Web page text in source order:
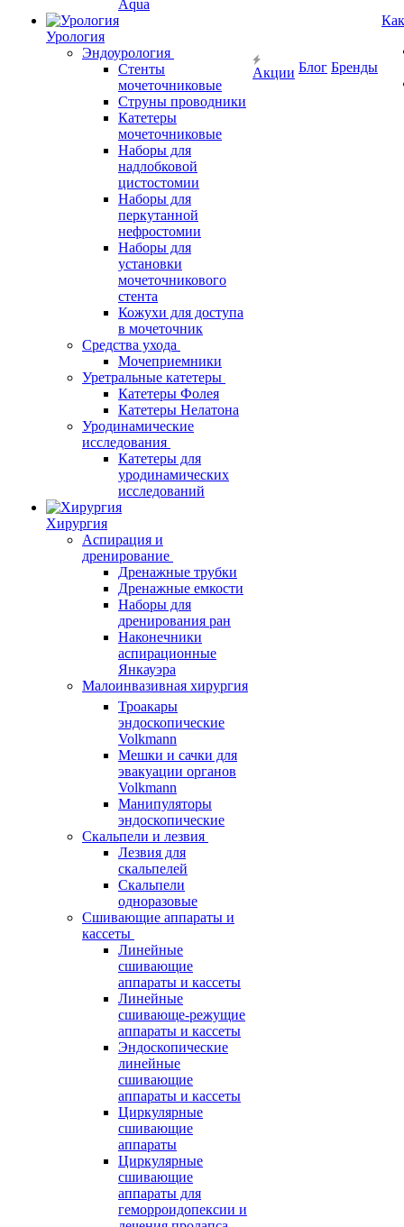
Aqua
Урология
Эндоурология
Стенты
мочеточниковые
Струны проводники
Катетеры
мочеточниковые
Наборы для
надлобковой
цистостомии
Наборы для
перкутанной
нефростомии
Наборы для
установки
мочеточникового
стента
Кожухи для доступа
в мочеточник
Средства ухода
Мочеприемники
Уретральные катетеры
Катетеры Фолея
Катетеры Нелатона
Уродинамические
исследования
Катетеры для
уродинамических
исследований
Хирургия
Аспирация и
дренирование
Дренажные трубки
Дренажные емкости
Наборы для
дренирования ран
Наконечники
аспирационные
Янкауэра
Малоинвазивная хирургия
Троакары
эндоскопические
Volkmann
Мешки и сачки для
эвакуации органов
Volkmann
Манипуляторы
эндоскопические
Скальпели и лезвия
Лезвия для
скальпелей
Скальпели
одноразовые
Сшивающие аппараты и
кассеты
Линейные
сшивающие
аппараты и кассеты
Линейные
сшивающе-режущие
аппараты и кассеты
Эндоскопические
линейные
сшивающие
аппараты и кассеты
Циркулярные
сшивающие
аппараты
Циркулярные
сшивающие
аппараты для
геморроидопексии и
Акции Блог Бренды